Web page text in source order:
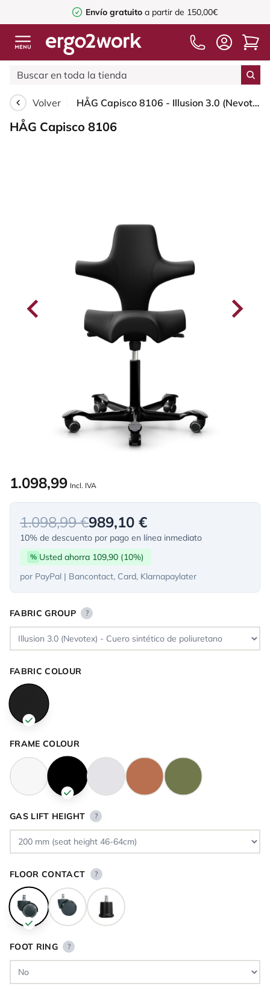
Envío gratuitoa partir de 150,00€
Volver HÅG Capisco 8106 - Illusion 3.0 (Nevotex) - Cuero sintético de poliuretano - ILU3110 - Black - Black - 200 mm (seat height 46-64cm) - Soft castors for hard floors
HÅG Capisco 8106
1.098,99 Incl. IVA
1.098,99 €989,10 €
10% de descuento por pago en línea inmediato
% Usted ahorra 109,90 (10%)
por PayPal | Bancontact, Card, Klarnapaylater
FABRIC GROUP ?
FABRIC COLOUR
FRAME COLOUR
GAS LIFT HEIGHT ?
FLOOR CONTACT ?
FOOT RING ?